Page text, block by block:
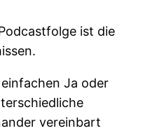
ist die
Ja oder
vereinbart